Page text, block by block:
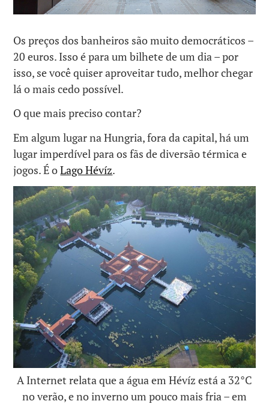
Os preços dos banheiros são muito democráticos –
20 euros. Isso é para um bilhete de um dia – por
isso, se você quiser aproveitar tudo, melhor chegar
lá o mais cedo possível.
O que mais preciso contar?
Em algum lugar na Hungria, fora da capital, há um
lugar imperdível para os fãs de diversão térmica e
jogos. É oLago Hévíz.
A Internet relata que a água em Hévíz está a 32°C
no verão, e no inverno um pouco mais fria – em